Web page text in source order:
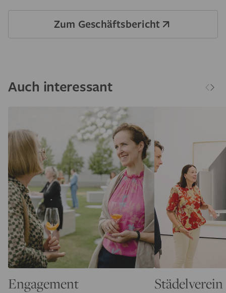
Zum Geschäftsbericht
Auch interessant
Engagement Städelverein